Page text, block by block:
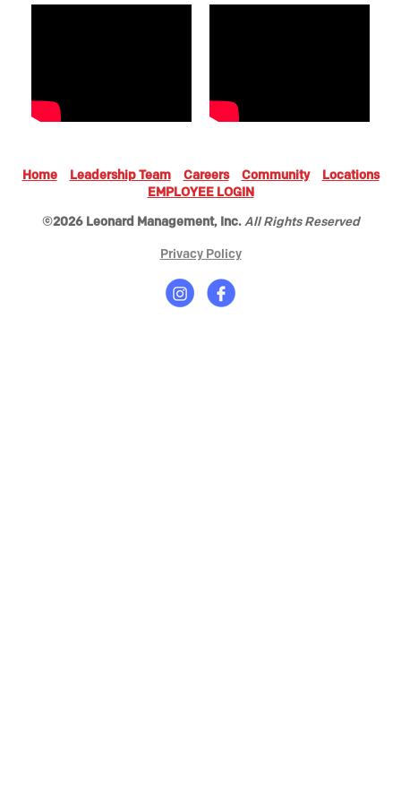
Home Leadership Team Careers Community
Locations
EMPLOYEE LOGIN
©2026 Leonard Management, Inc. All Rights Reserved
Privacy Policy